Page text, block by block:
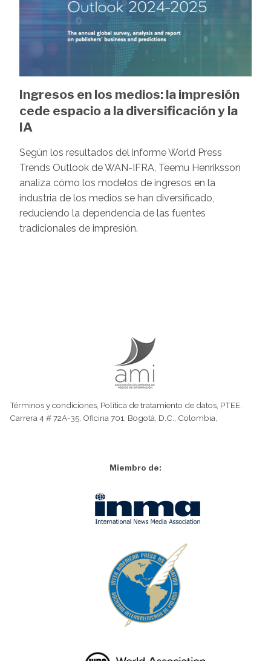
Ingresos en los medios: la impresión
cede espacio a la diversificación y la
IA
Según los resultados del informe World Press
Trends Outlook de WAN-IFRA, Teemu Henriksson
analiza cómo los modelos de ingresos en la
industria de los medios se han diversificado,
reduciendo la dependencia de las fuentes
tradicionales de impresión.
Términos y condiciones Política de tratamiento de datos PTEE.
Carrera 4 # 72A-35, Oficina 701, Bogotá, D.C., Colombia,
Miembro de: